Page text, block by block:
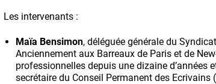
Les intervenants :
Maïa Bensimon, déléguée générale du
Anciennement aux Barreaux de Paris et de
professionnelles depuis une dizaine d’années
secrétaire du Conseil Permanent des Ecrivains